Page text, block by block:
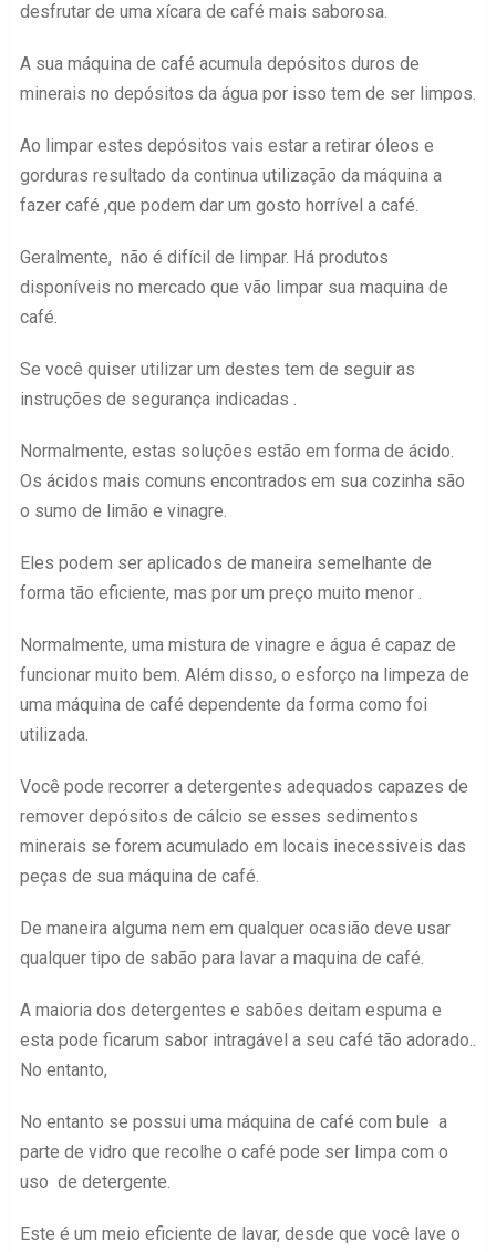
desfrutar de uma xícara de café mais saborosa.
A sua máquina de café acumula depósitos duros de
minerais no depósitos da água por isso tem de ser limpos.
Ao limpar estes depósitos vais estar a retirar óleos e
gorduras resultado da continua utilização da máquina a
fazer café ,que podem dar um gosto horrível a café.
Geralmente, não é difícil de limpar. Há produtos
disponíveis no mercado que vão limpar sua maquina de
café.
Se você quiser utilizar um destes tem de seguir as
instruções de segurança indicadas .
Normalmente, estas soluções estão em forma de ácido.
Os ácidos mais comuns encontrados em sua cozinha são
o sumo de limão e vinagre.
Eles podem ser aplicados de maneira semelhante de
forma tão eficiente, mas por um preço muito menor .
Normalmente, uma mistura de vinagre e água é capaz de
funcionar muito bem. Além disso, o esforço na limpeza de
uma máquina de café dependente da forma como foi
utilizada.
Você pode recorrer a detergentes adequados capazes de
remover depósitos de cálcio se esses sedimentos
minerais se forem acumulado em locais inecessiveis das
peças de sua máquina de café.
De maneira alguma nem em qualquer ocasião deve usar
qualquer tipo de sabão para lavar a maquina de café.
A maioria dos detergentes e sabões deitam espuma e
esta pode ficarum sabor intragável a seu café tão adorado..
No entanto,
No entanto se possui uma máquina de café com bule a
parte de vidro que recolhe o café pode ser limpa com o
uso de detergente.
Este é um meio eficiente de lavar, desde que você lave o